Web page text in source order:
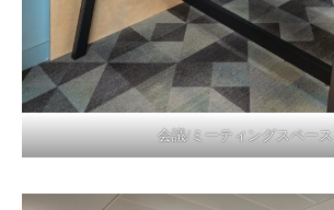
会議/ミーティングスペース